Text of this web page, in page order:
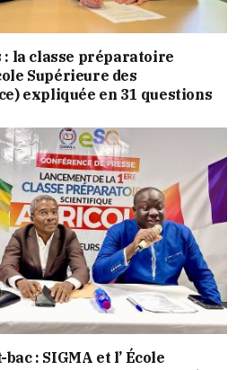
: la classe préparatoire
Supérieure des
expliquée en 31 questions
: SIGMA et l’ École